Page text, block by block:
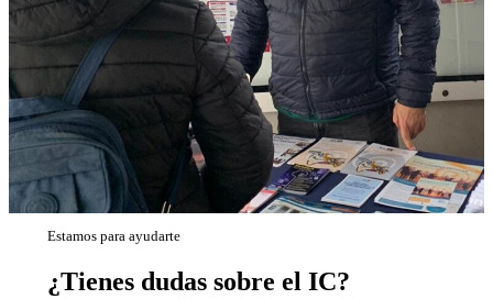
Estamos para ayudarte
¿Tienes dudas sobre el IC?